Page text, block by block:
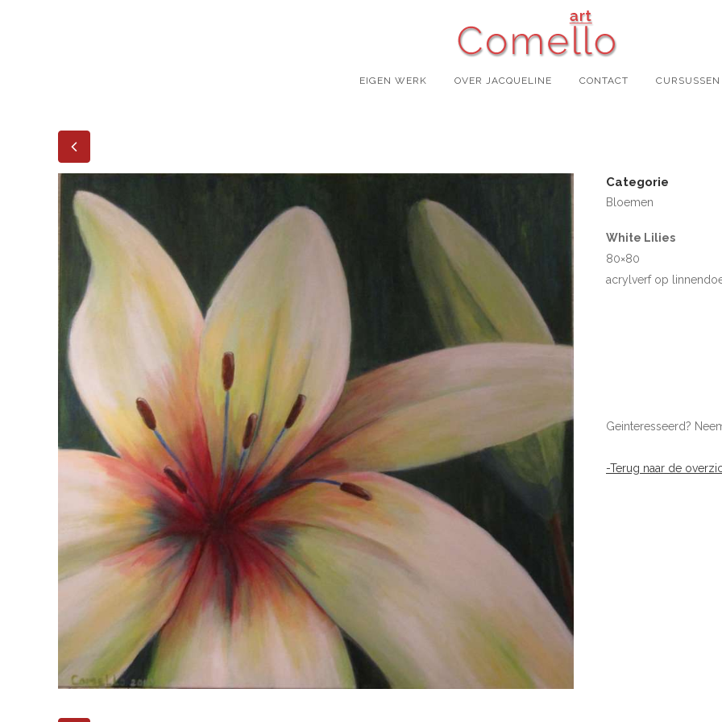
EIGEN WERK OVER JACQUELINE CONTACT CURSUSSEN
Categorie
Bloemen
White Lilies
80×80
acrylverf op
Geinteresseerd?
-Terug naar de